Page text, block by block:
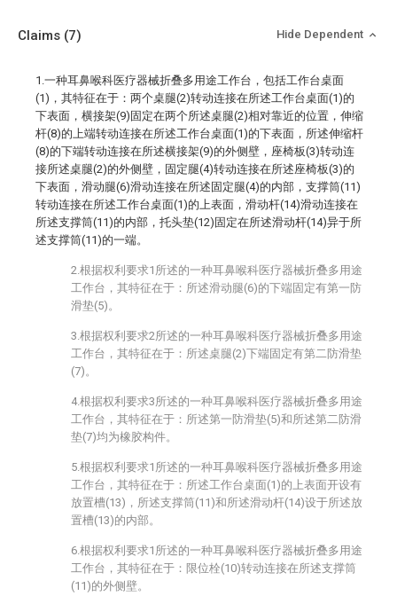
Claims (7) Hide Dependent
1.一种耳鼻喉科医疗器械折叠多用途工作台，包括工作台桌面
(1)，其特征在于：两个桌腿(2)转动连接在所述工作台桌面(1)的
下表面，横接架(9)固定在两个所述桌腿(2)相对靠近的位置，伸缩
杆(8)的上端转动连接在所述工作台桌面(1)的下表面，所述伸缩杆
(8)的下端转动连接在所述横接架(9)的外侧壁，座椅板(3)转动连
接所述桌腿(2)的外侧壁，固定腿(4)转动连接在所述座椅板(3)的
下表面，滑动腿(6)滑动连接在所述固定腿(4)的内部，支撑筒(11)
转动连接在所述工作台桌面(1)的上表面，滑动杆(14)滑动连接在
所述支撑筒(11)的内部，托头垫(12)固定在所述滑动杆(14)异于所
述支撑筒(11)的一端。
2.根据权利要求1所述的一种耳鼻喉科医疗器械折叠多用途
工作台，其特征在于：所述滑动腿(6)的下端固定有第一防
滑垫(5)。
3.根据权利要求2所述的一种耳鼻喉科医疗器械折叠多用途
工作台，其特征在于：所述桌腿(2)下端固定有第二防滑垫
(7)。
4.根据权利要求3所述的一种耳鼻喉科医疗器械折叠多用途
工作台，其特征在于：所述第一防滑垫(5)和所述第二防滑
垫(7)均为橡胶构件。
5.根据权利要求1所述的一种耳鼻喉科医疗器械折叠多用途
工作台，其特征在于：所述工作台桌面(1)的上表面开设有
放置槽(13)，所述支撑筒(11)和所述滑动杆(14)设于所述放
置槽(13)的内部。
6.根据权利要求1所述的一种耳鼻喉科医疗器械折叠多用途
工作台，其特征在于：限位栓(10)转动连接在所述支撑筒
(11)的外侧壁。